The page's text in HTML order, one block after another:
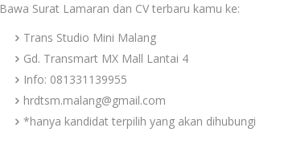
Bawa Surat Lamaran dan CV terbaru kamu ke:
Trans Studio Mini Malang
Gd. Transmart MX Mall Lantai 4
Info: 081331139955
hrdtsm.malang@gmail.com
*hanya kandidat terpilih yang akan dihubungi